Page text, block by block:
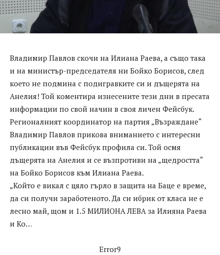
Владимир Павлов скочи на Илиана Раева, а също така
и на министър-председателя ни Бойко Борисов, след
което не подмина с подигравките си и дъщерята на
Анелия! Той коментира изнесените тези дни в пресата
информации по свой начин в своя личен Фейсбук.
Регионалният координатор на партия „Възраждане“
Владимир Павлов прикова вниманието с интересни
публикации във Фейсбук профила си. Той осмя
дъщерята на Анелия и се възпротиви на „щедростта“
на Бойко Борисов към Илиана Раева.
„Който е викал с цяло гърло в защита на Баце е време,
да си получи заработеното. Да си ибрик от класа не е
лесно май, щом и 1.5 МИЛИОНА ЛЕВА за Илияна Раева
и Ко…
Error9